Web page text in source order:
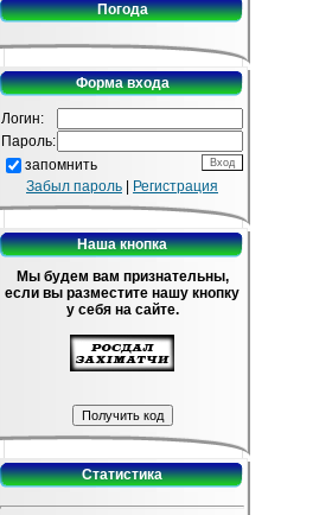
Погода
Форма входа
Логин:
Пароль:
запомнить
Забыл пароль
Регистрация
Наша кнопка
Мы будем вам признательны,
если вы разместите нашу кнопку
у себя на сайте.
Статистика